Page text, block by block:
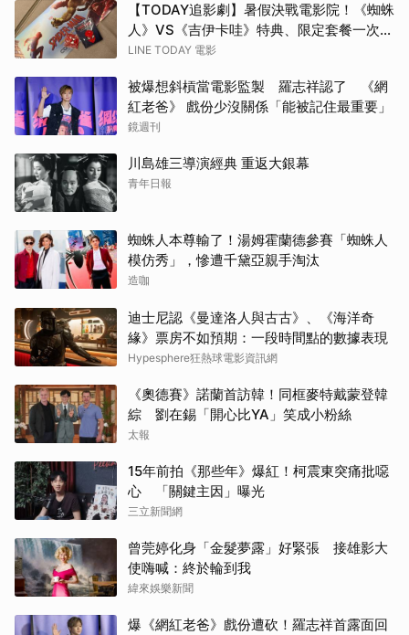
【TODAY追影劇】暑假決戰電影院！《蜘蛛
人》VS《吉伊卡哇》特典、限定套餐一次
看！
LINE TODAY 電影
被爆想斜槓當電影監製 羅志祥認了 《網
紅老爸》 戲份少沒關係「能被記住最重要」
鏡週刊
川島雄三導演經典 重返大銀幕
青年日報
蜘蛛人本尊輸了！湯姆霍蘭德參賽「蜘蛛人
模仿秀」，慘遭千黛亞親手淘汰
造咖
迪士尼認《曼達洛人與古古》、《海洋奇
緣》票房不如預期：一段時間點的數據表現
Hypesphere狂熱球電影資訊網
《奧德賽》諾蘭首訪韓！同框麥特戴蒙登韓
綜 劉在錫「開心比YA」笑成小粉絲
太報
15年前拍《那些年》爆紅！柯震東突痛批噁
心 「關鍵主因」曝光
三立新聞網
曾莞婷化身「金髮夢露」好緊張 接雄影大
使嗨喊：終於輪到我
緯來娛樂新聞
爆《網紅老爸》戲份遭砍！羅志祥首露面回